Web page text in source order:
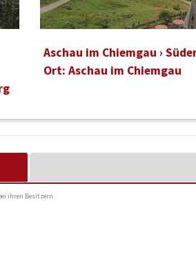
Aschau im Chiemgau ›
Ort: Aschau im Chiemgau
ihren Besitzern.